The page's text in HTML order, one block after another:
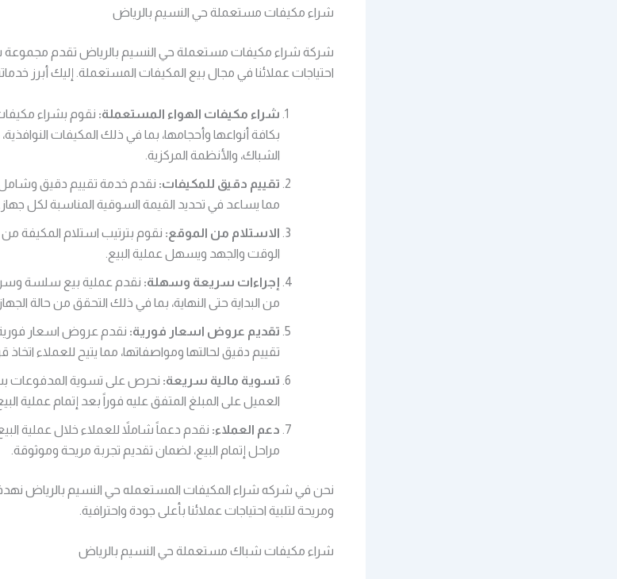
شراء مكيفات مستعملة حي النسيم بالرياض
شركة شراء مكيفات مستعملة حي النسيم بالرياض تقدم مجموعة
احتياجات عملائنا في مجال بيع المكيفات المستعملة. إليك أبرز
شراء مكيفات الهواء المستعملة: نقوم بشراء
بكافة أنواعها وأحجامها، بما في ذلك المكيفات
الشباك، والأنظمة المركزية.
تقييم دقيق للمكيفات: نقدم خدمة تقييم دقيق وشامل
مما يساعد في تحديد القيمة السوقية المناسبة لكل جهاز.
الاستلام من الموقع: نقوم بترتيب استلام المكيفة
الوقت والجهد ويسهل عملية البيع.
إجراءات سريعة وسهلة: نقدم عملية بيع سلسة
من البداية حتى النهاية، بما في ذلك التحقق من حالة
تقديم عروض اسعار فورية: نقدم عروض اسعار فورية
تقييم دقيق لحالتها ومواصفاتها، مما يتيح للعملاء
تسوية مالية سريعة: نحرص على تسوية المدفوعات
العميل على المبلغ المتفق عليه فوراً بعد إتمام عملية
دعم العملاء: نقدم دعماً شاملاً للعملاء خلال عملية
مراحل إتمام البيع، لضمان تقديم تجربة مريحة وموثوقة.
نحن في شركه شراء المكيفات المستعمله حي النسيم بالرياض
ومريحة لتلبية احتياجات عملائنا بأعلى جودة واحترافية.
شراء مكيفات شباك مستعملة حي النسيم بالرياض